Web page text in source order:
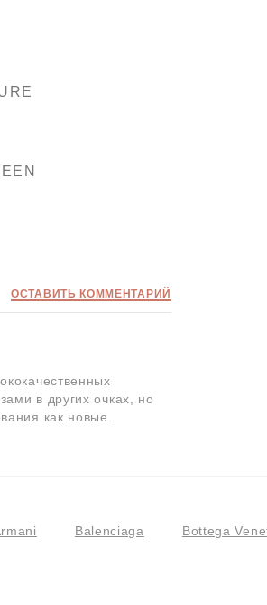
ОСТАВИТЬ КОММЕНТАРИЙ
в других очках, но
как новые.
Balenciaga Bottega